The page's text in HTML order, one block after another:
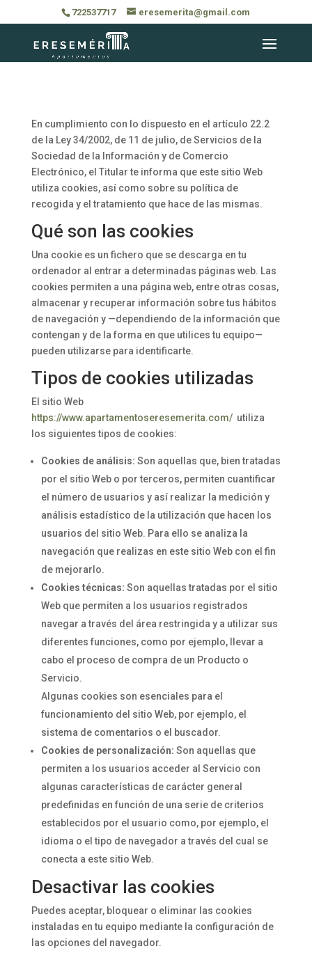
722537717 eresemerita@gmail.com
En cumplimiento con lo dispuesto en el artículo 22.2
de la Ley 34/2002, de 11 de julio, de Servicios de la
Sociedad de la Información y de Comercio
Electrónico, el Titular te informa que este sitio Web
utiliza cookies, así como sobre su política de
recogida y el tratamiento que hace de las mismas.
Qué son las cookies
Una cookie es un fichero que se descarga en tu
ordenador al entrar a determinadas páginas web. Las
cookies permiten a una página web, entre otras cosas,
almacenar y recuperar información sobre tus hábitos
de navegación y —dependiendo de la información que
contengan y de la forma en que utilices tu equipo—
pueden utilizarse para identificarte.
Tipos de cookies utilizadas
El sitio Web
https://www.apartamentoseresemerita.com/utiliza
los siguientes tipos de cookies:
Cookies de análisis: Son aquellas que, bien tratadas
por el sitio Web o por terceros, permiten cuantificar
el número de usuarios y así realizar la medición y
análisis estadístico de la utilización que hacen los
usuarios del sitio Web. Para ello se analiza la
navegación que realizas en este sitio Web con el fin
de mejorarlo.
Cookies técnicas: Son aquellas tratadas por el sitio
Web que permiten a los usuarios registrados
navegar a través del área restringida y a utilizar sus
diferentes funciones, como por ejemplo, llevar a
cabo el proceso de compra de un Producto o
Servicio.
Algunas cookies son esenciales para el
funcionamiento del sitio Web, por ejemplo, el
sistema de comentarios o el buscador.
Cookies de personalización: Son aquellas que
permiten a los usuarios acceder al Servicio con
algunas características de carácter general
predefinidas en función de una serie de criterios
establecidos por el usuario como, por ejemplo, el
idioma o el tipo de navegador a través del cual se
conecta a este sitio Web.
Desactivar las cookies
Puedes aceptar, bloquear o eliminar las cookies
instaladas en tu equipo mediante la configuración de
las opciones del navegador.